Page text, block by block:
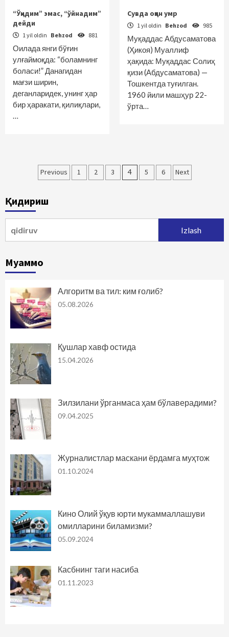
“Ўқидим” эмас, “ўйнадим”
дейди
1 yil oldin Behzod 881
Оилада янги бўғин
улғаймоқда: “боламнинг
боласи!” Данагидан
мағзи ширин,
деганларидек, унинг ҳар
бир ҳаракати, қилиқлари,
…
Сувда оққан умр
1 yil oldin Behzod 985
Муқаддас Абдусаматова
(Ҳикоя) Муаллиф
ҳақида: Муқаддас Солиҳ
қизи (Абдусаматова) —
Тошкентда туғилган.
1960 йили машҳур 22-
ўрта…
Maqolalar
harakatlanish
Previous 1 2 3 4 5 6 Next
Қидириш
Муаммо
Алгоритм ва тил: ким ғолиб?
05.08.2026
Қушлар хавф остида
15.04.2026
Зилзилани ўрганмаса ҳам бўлаверадими?
09.04.2025
Журналистлар маскани ёрдамга муҳтож
01.10.2024
Кино Олий ўқув юрти мукаммаллашуви
омилларини биламизми?
05.09.2024
Касбнинг таги насиба
01.11.2023